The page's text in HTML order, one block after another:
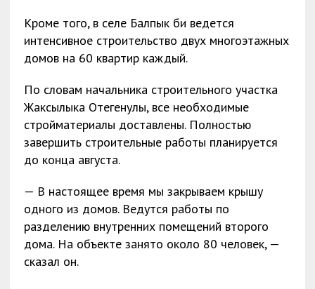
Кроме того, в селе Балпык би ведется
интенсивное строительство двух многоэтажных
домов на 60 квартир каждый.
По словам начальника строительного участка
Жаксылыка Отегенулы, все необходимые
стройматериалы доставлены. Полностью
завершить строительные работы планируется
до конца августа.
— В настоящее время мы закрываем крышу
одного из домов. Ведутся работы по
разделению внутренних помещений второго
дома. На объекте занято около 80 человек, —
сказал он.